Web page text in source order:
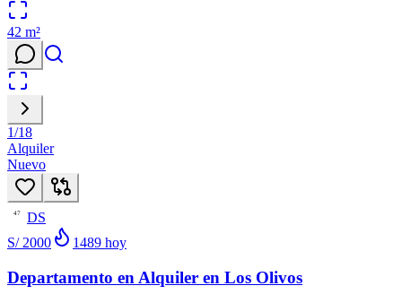
42 m²
1/18
Alquiler
Nuevo
47
DS
S/ 2000
1489 hoy
Departamento en Alquiler en Los Olivos